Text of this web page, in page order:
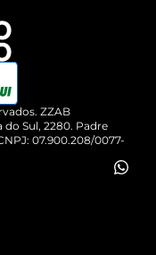
ZZAB
Sul, 2280. Padre
07.900.208/0077-